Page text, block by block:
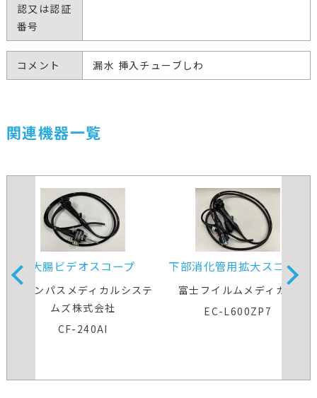
認又は認証
番号
コメント 漏水 挿入チューブしわ
関連機器一覧
大腸ビデオスコープ
オリンパスメディカルシステ
ムズ株式会社
CF-240AI
下部消化管用拡大スコープ
富士フイルムメディカル
EC-L600ZP7